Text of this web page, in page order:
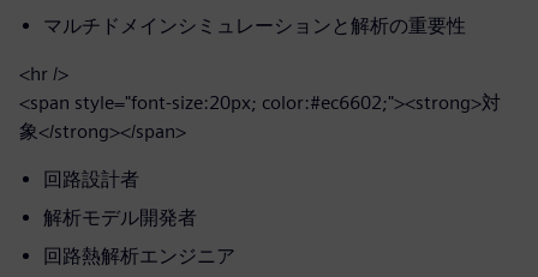
マルチドメインシミュレーションと解析の重要性
<hr />
<span style="font-size:20px; color:#ec6602;"><strong>対
象</strong></span>
回路設計者
解析モデル開発者
回路熱解析エンジニア